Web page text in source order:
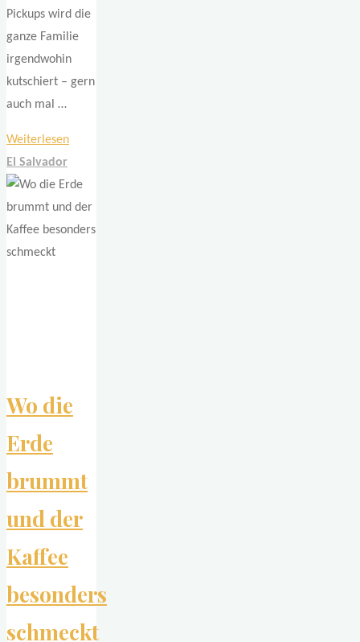
Pickups wird die
ganze Familie
irgendwohin
kutschiert – gern
auch mal …
Weiterlesen"Wochenende
salvadorianisch"
El Salvador
Wo die
Erde
brummt
und der
Kaffee
besonders
schmeckt